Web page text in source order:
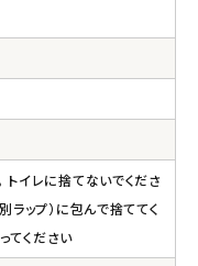
トイレに捨てないでくださ
ラップ）に包んで捨ててく
てください